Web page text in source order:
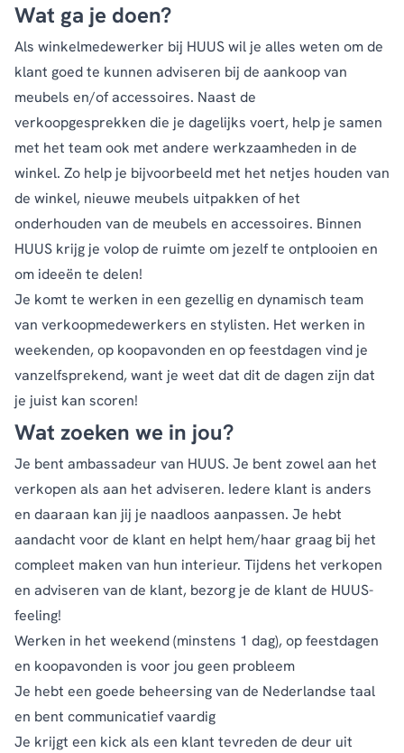
Wat ga je doen?
Als winkelmedewerker bij HUUS wil je alles weten om de
klant goed te kunnen adviseren bij de aankoop van
meubels en/of accessoires. Naast de
verkoopgesprekken die je dagelijks voert, help je samen
met het team ook met andere werkzaamheden in de
winkel. Zo help je bijvoorbeeld met het netjes houden van
de winkel, nieuwe meubels uitpakken of het
onderhouden van de meubels en accessoires. Binnen
HUUS krijg je volop de ruimte om jezelf te ontplooien en
om ideeën te delen!
Je komt te werken in een gezellig en dynamisch team
van verkoopmedewerkers en stylisten. Het werken in
weekenden, op koopavonden en op feestdagen vind je
vanzelfsprekend, want je weet dat dit de dagen zijn dat
je juist kan scoren!
Wat zoeken we in jou?
Je bent ambassadeur van HUUS. Je bent zowel aan het
verkopen als aan het adviseren. Iedere klant is anders
en daaraan kan jij je naadloos aanpassen. Je hebt
aandacht voor de klant en helpt hem/haar graag bij het
compleet maken van hun interieur. Tijdens het verkopen
en adviseren van de klant, bezorg je de klant de HUUS-
feeling!
Werken in het weekend (minstens 1 dag), op feestdagen
en koopavonden is voor jou geen probleem
Je hebt een goede beheersing van de Nederlandse taal
en bent communicatief vaardig
Je krijgt een kick als een klant tevreden de deur uit